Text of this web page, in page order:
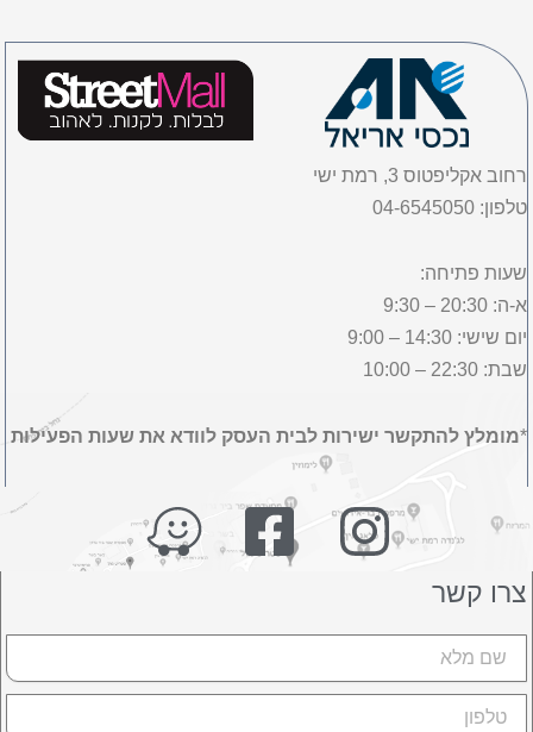
רחוב אקליפטוס 3, רמת ישי
טלפון: 04-6545050
שעות פתיחה:
א-ה: 20:30 – 9:30
יום שישי: 14:30 – 9:00
שבת: 22:30 – 10:00
*מומלץ להתקשר ישירות לבית העסק לוודא את שעות הפעילות
צרו קשר